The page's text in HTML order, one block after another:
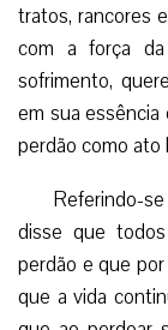
tratos, rancores
com a força
sofrimento,
em sua essência
perdão como ato
Referindo-
disse que
perdão e que
que a vida